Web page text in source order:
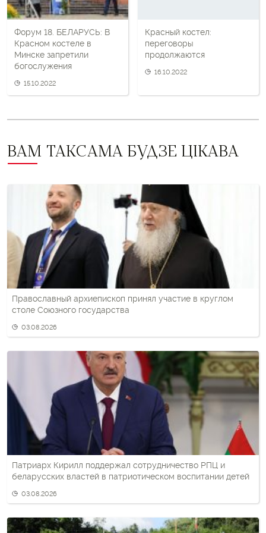
Форум 18. БЕЛАРУСЬ: В
Красном костеле в
Минске запретили
богослужения
15.10.2022
Красный костел:
переговоры
продолжаются
16.10.2022
ВАМ ТАКСАМА БУДЗЕ ЦІКАВА
Православный архиепископ принял участие в круглом
столе Союзного государства
03.08.2026
Патриарх Кирилл поддержал сотрудничество РПЦ и
беларусских властей в патриотическом воспитании детей
03.08.2026